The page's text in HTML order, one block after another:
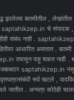
बातमीतील ,
saptahikzep.in चे
संबंध नाही .
आधारित असतात .
तपासून पाहू शकत नाही .
जबाबदार saptahikzep.in
सर्व खटले ,
जातील . अन्यत्र कोठेही